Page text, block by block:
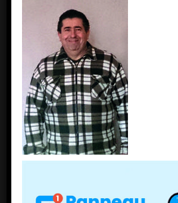
OK
PAGES
PLU
Politique de cookies (EU)
ACCUEIL
LE VILLAGE
HISTOIRE
COMMERCE
COMPTOIR DE CHARNOZ
LES AGRICULTEURS